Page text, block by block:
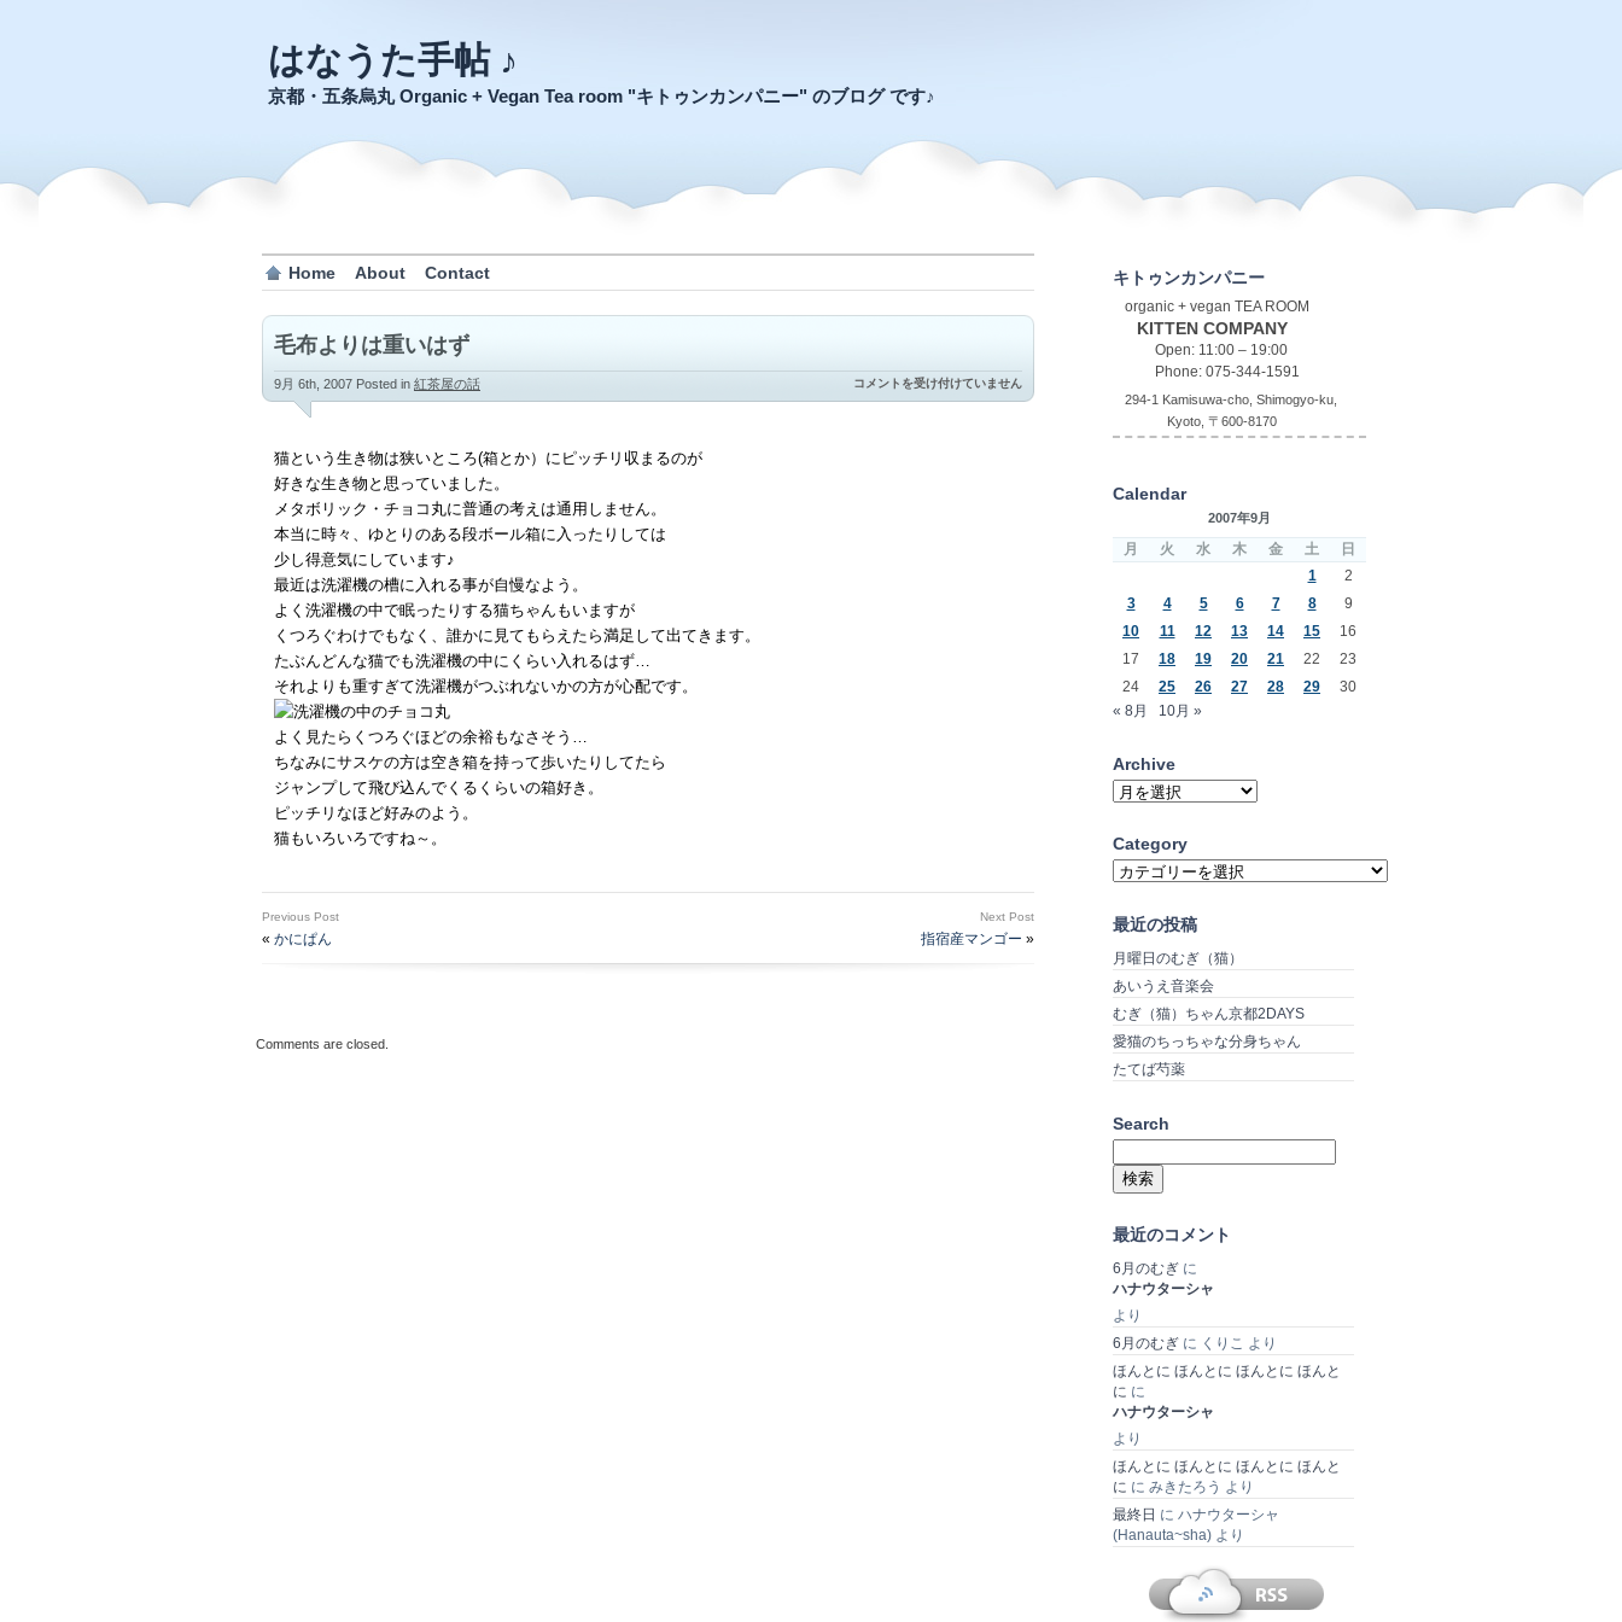
はなうた手帖 ♪
京都・五条烏丸 Organic + Vegan Tea room "キトゥンカンパニー" のブログ です♪
Home About Contact
毛布よりは重いはず
9月 6th, 2007 Posted in 紅茶屋の話
毛
布
コメントを受け付けていません
猫という生き物は狭いところ(箱とか）にピッチリ収まるのが
好きな生き物と思っていました。
メタボリック・チョコ丸に普通の考えは通用しません。
本当に時々、ゆとりのある段ボール箱に入ったりしては
少し得意気にしています♪
最近は洗濯機の槽に入れる事が自慢なよう。
よく洗濯機の中で眠ったりする猫ちゃんもいますが
くつろぐわけでもなく、誰かに見てもらえたら満足して出てきます。
たぶんどんな猫でも洗濯機の中にくらい入れるはず…
それよりも重すぎて洗濯機がつぶれないかの方が心配です。
よく見たらくつろぐほどの余裕もなさそう…
ちなみにサスケの方は空き箱を持って歩いたりしてたら
ジャンプして飛び込んでくるくらいの箱好き。
ピッチリなほど好みのよう。
猫もいろいろですね～。
Previous Post
« かにぱん
Next Post
指宿産マンゴー »
Comments are closed.
キトゥンカンパニー
organic + vegan TEA ROOM
KITTEN COMPANY
Open: 11:00 – 19:00
Phone: 075-344-1591
294-1 Kamisuwa-cho, Shimogyo-ku,
Kyoto, 〒600-8170
Calendar
2007年9月
月 火 水 木 金 土
日
1
2
3
4 5 6 7 8
9
10
11 12 13 14 15
16
17
18 19 20 21 22
23
24
25 26 27 28 29
30
« 8月
10月 »
Archive
Archive
Category
Category
最近の投稿
月曜日のむぎ（猫）
あいうえ音楽会
むぎ（猫）ちゃん京都2DAYS
愛猫のちっちゃな分身ちゃん
たてば芍薬
Search
索:
最近のコメント
6月のむぎ に
ハナウターシャ
より
6月のむぎ に くりこ より
ほんとに ほんとに ほんとに ほんと
に に
ハナウターシャ
より
ほんとに ほんとに ほんとに ほんと
に に みきたろう より
最終日 に ハナウターシャ
(Hanauta~sha) より